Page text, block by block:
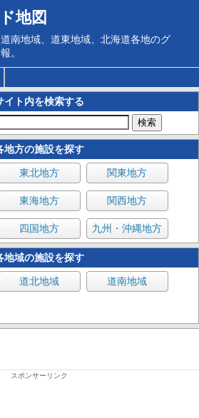
地図
南地域、道東地域、北海道各地のグ
。
イト内を検索する
地方の施設を探す
東北地方 関東地方
東海地方 関西地方
四国地方 九州・沖縄地方
地域の施設を探す
道北地域 道南地域
スポンサーリンク